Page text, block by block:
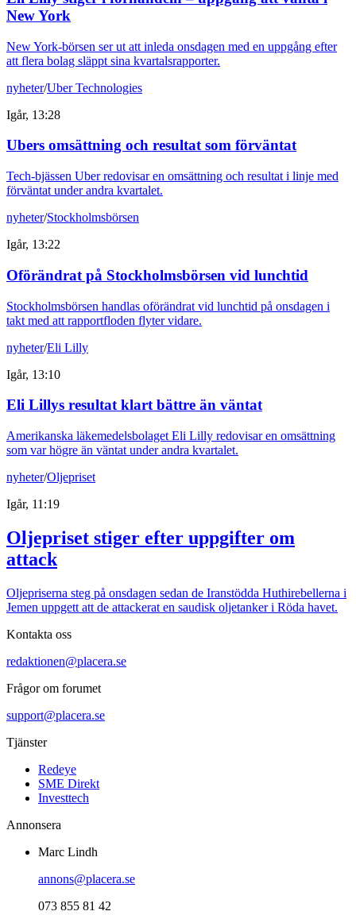
New York
New York-börsen ser ut att inleda onsdagen med en uppgång efter
att flera bolag släppt sina kvartalsrapporter.
nyheter/Uber Technologies
Igår, 13:28
Ubers omsättning och resultat som förväntat
Tech-bjässen Uber redovisar en omsättning och resultat i linje med
förväntat under andra kvartalet.
nyheter/Stockholmsbörsen
Igår, 13:22
Oförändrat på Stockholmsbörsen vid lunchtid
Stockholmsbörsen handlas oförändrat vid lunchtid på onsdagen i
takt med att rapportfloden flyter vidare.
nyheter/Eli Lilly
Igår, 13:10
Eli Lillys resultat klart bättre än väntat
Amerikanska läkemedelsbolaget Eli Lilly redovisar en omsättning
som var högre än väntat under andra kvartalet.
nyheter/Oljepriset
Igår, 11:19
Oljepriset stiger efter uppgifter om
attack
Oljepriserna steg på onsdagen sedan de Iranstödda Huthirebellerna i
Jemen uppgett att de attackerat en saudisk oljetanker i Röda havet.
Kontakta oss
redaktionen@placera.se
Frågor om forumet
support@placera.se
Tjänster
Redeye
SME Direkt
Investtech
Annonsera
Marc Lindh
annons@placera.se
073 855 81 42